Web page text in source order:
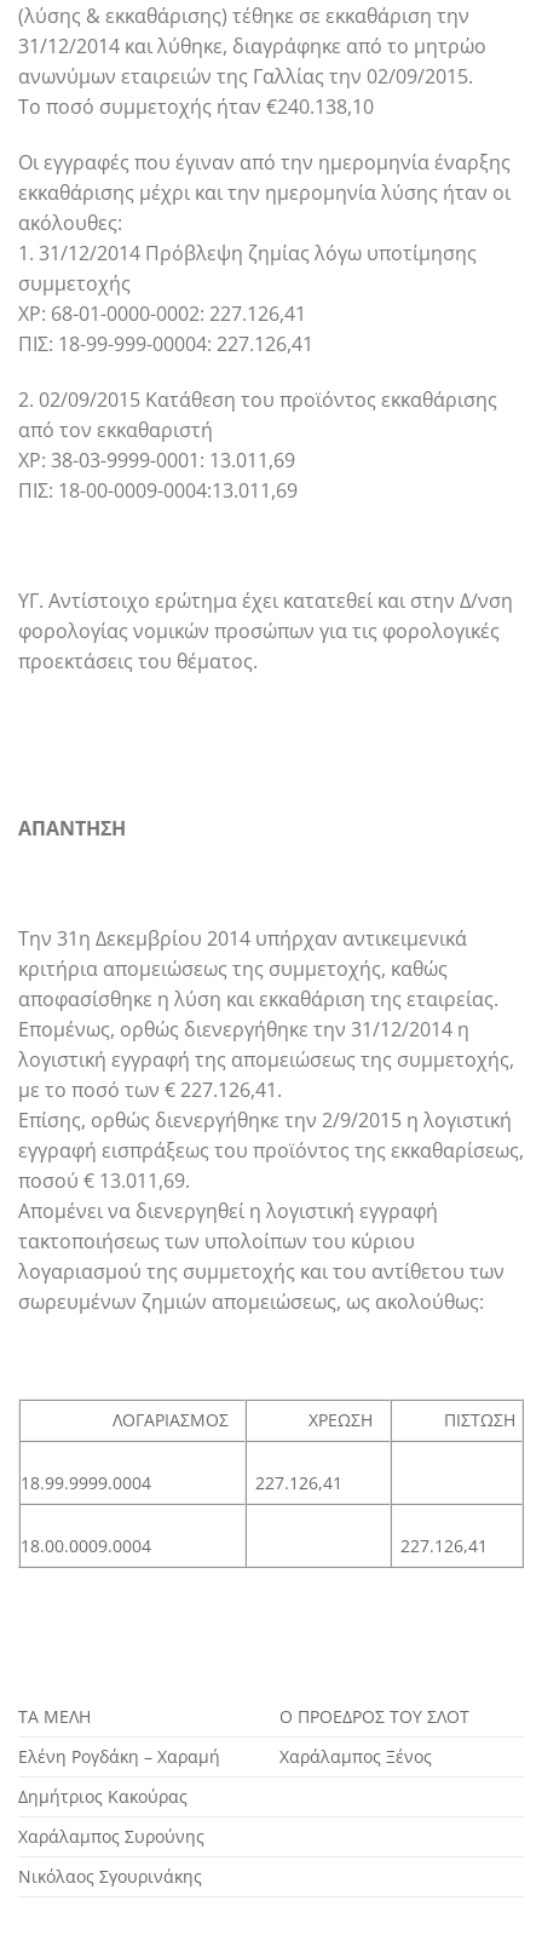
(λύσης & εκκαθάρισης) τέθηκε σε εκκαθάριση την
31/12/2014 και λύθηκε, διαγράφηκε από το μητρώο
ανωνύμων εταιρειών της Γαλλίας την 02/09/2015.
Το ποσό συμμετοχής ήταν €240.138,10
Οι εγγραφές που έγιναν από την ημερομηνία έναρξης
εκκαθάρισης μέχρι και την ημερομηνία λύσης ήταν οι
ακόλουθες:
1. 31/12/2014 Πρόβλεψη ζημίας λόγω υποτίμησης
συμμετοχής
ΧΡ: 68-01-0000-0002: 227.126,41
ΠΙΣ: 18-99-999-00004: 227.126,41
2. 02/09/2015 Κατάθεση του προϊόντος εκκαθάρισης
από τον εκκαθαριστή
ΧΡ: 38-03-9999-0001: 13.011,69
ΠΙΣ: 18-00-0009-0004:13.011,69
ΥΓ. Αντίστοιχο ερώτημα έχει κατατεθεί και στην Δ/νση
φορολογίας νομικών προσώπων για τις φορολογικές
προεκτάσεις του θέματος.
ΑΠΑΝΤΗΣΗ
Την 31η Δεκεμβρίου 2014 υπήρχαν αντικειμενικά
κριτήρια απομειώσεως της συμμετοχής, καθώς
αποφασίσθηκε η λύση και εκκαθάριση της εταιρείας.
Επομένως, ορθώς διενεργήθηκε την 31/12/2014 η
λογιστική εγγραφή της απομειώσεως της συμμετοχής,
με το ποσό των € 227.126,41.
Επίσης, ορθώς διενεργήθηκε την 2/9/2015 η λογιστική
εγγραφή εισπράξεως του προϊόντος της εκκαθαρίσεως,
ποσού € 13.011,69.
Απομένει να διενεργηθεί η λογιστική εγγραφή
τακτοποιήσεως των υπολοίπων του κύριου
λογαριασμού της συμμετοχής και του αντίθετου των
σωρευμένων ζημιών απομειώσεως, ως ακολούθως:
ΛΟΓΑΡΙΑΣΜΟΣ ΧΡΕΩΣΗ ΠΙΣΤΩΣΗ
18.99.9999.0004 227.126,41
18.00.0009.0004 227.126,41
ΤΑ ΜΕΛΗ
Ο ΠΡΟΕΔΡΟΣ ΤΟΥ ΣΛΟΤ
Ελένη Ρογδάκη – Χαραμή
Χαράλαμπος Ξένος
Δημήτριος Κακούρας
Χαράλαμπος Συρούνης
Νικόλαος Σγουρινάκης